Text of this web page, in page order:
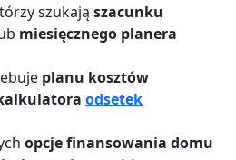
szukają szacunku
miesięcznego planera
planu kosztów
odsetek
opcje finansowania domu